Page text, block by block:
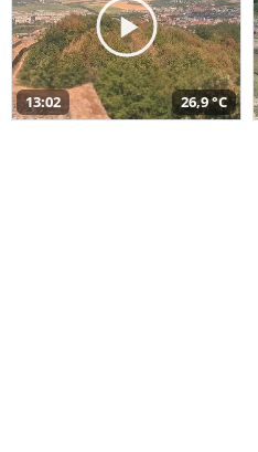
13:02 26,9 °C